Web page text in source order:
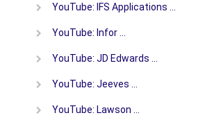
YouTube: IFS Applications …
YouTube: Infor …
YouTube: JD Edwards …
YouTube: Jeeves …
YouTube: Lawson …